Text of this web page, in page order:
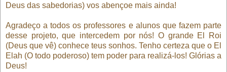
Deus das sabedorias) vos abençoe mais ainda!
Agradeço a todos os professores e alunos que fazem parte
desse projeto, que intercedem por nós! O grande El Roi
(Deus que vê) conhece teus sonhos. Tenho certeza que o El
Elah (O todo poderoso) tem poder para realizá-los! Glórias a
Deus!